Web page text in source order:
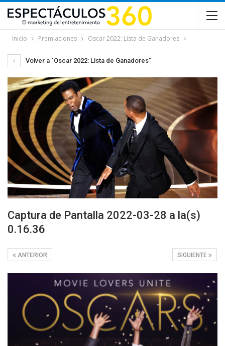
Inicio Premiaciones Oscar 2022: Lista de Ganadores
Volver a "Oscar 2022: Lista de Ganadores"
Captura de Pantalla 2022-03-28 a la(s)
0.16.36
SIGUIENTE
ANTERIOR